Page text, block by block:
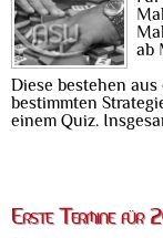
ab
Diese bestehen
bestimmten
einem Quiz.
Erste Termine für